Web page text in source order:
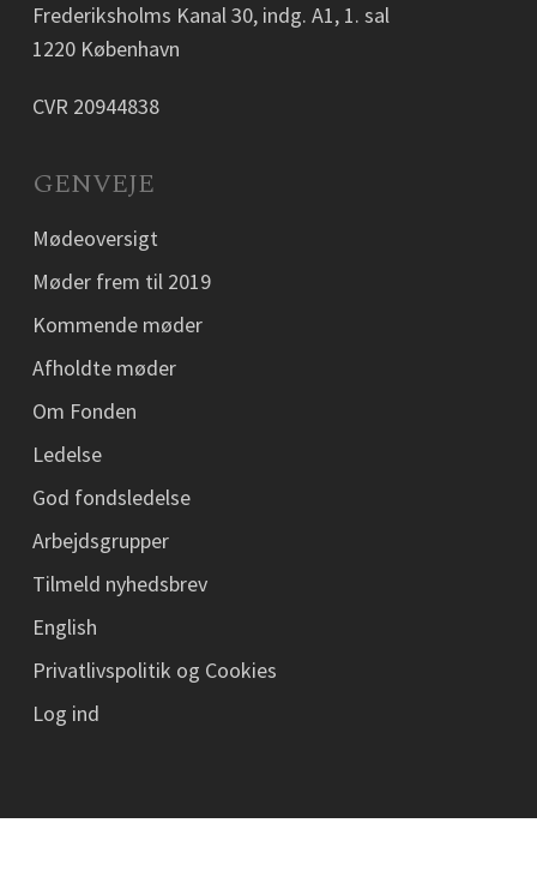
Frederiksholms Kanal 30, indg. A1, 1. sal
1220 København
CVR 20944838
GENVEJE
Mødeoversigt
Møder frem til 2019
Kommende møder
Afholdte møder
Om Fonden
Ledelse
God fondsledelse
Arbejdsgrupper
Tilmeld nyhedsbrev
English
Privatlivspolitik og Cookies
Log ind